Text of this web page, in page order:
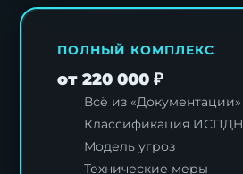
ПОЛНЫЙ КОМПЛЕКС
от 220 000 ₽
Всё из «Документации»
Классификация ИСПДН
Модель угроз
Технические меры